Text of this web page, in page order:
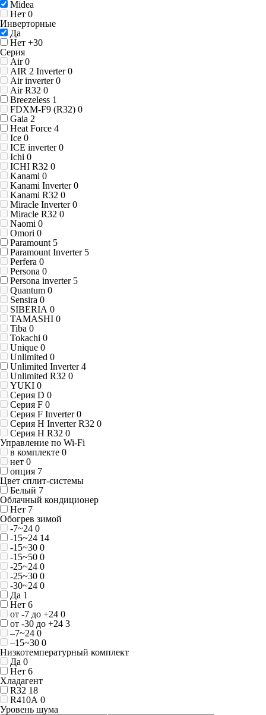
Midea
Нет 0
Инверторные
Да
Нет +30
Серия
Air 0
AIR 2 Inverter 0
Air inverter 0
Air R32 0
Breezeless 1
FDXM-F9 (R32) 0
Gaia 2
Heat Force 4
Ice 0
ICE inverter 0
Ichi 0
ICHI R32 0
Kanami 0
Kanami Inverter 0
Kanami R32 0
Miracle Inverter 0
Miracle R32 0
Naomi 0
Omori 0
Paramount 5
Paramount Inverter 5
Perfera 0
Persona 0
Persona inverter 5
Quantum 0
Sensira 0
SIBERIA 0
TAMASHI 0
Tiba 0
Tokachi 0
Unique 0
Unlimited 0
Unlimited Inverter 4
Unlimited R32 0
YUKI 0
Серия D 0
Серия F 0
Серия F Inverter 0
Серия H Inverter R32 0
Серия H R32 0
Управление по Wi-Fi
в комплекте 0
нет 0
опция 7
Цвет сплит-системы
Белый 7
Облачный кондиционер
Нет 7
Обогрев зимой
-7~24 0
-15~24 14
-15~30 0
-15~50 0
-25~24 0
-25~30 0
-30~24 0
Да 1
Нет 6
от -7 до +24 0
от -30 до +24 3
–7~24 0
–15~30 0
Низкотемпературный комплект
Да 0
Нет 6
Хладагент
R32 18
R410A 0
Уровень шума